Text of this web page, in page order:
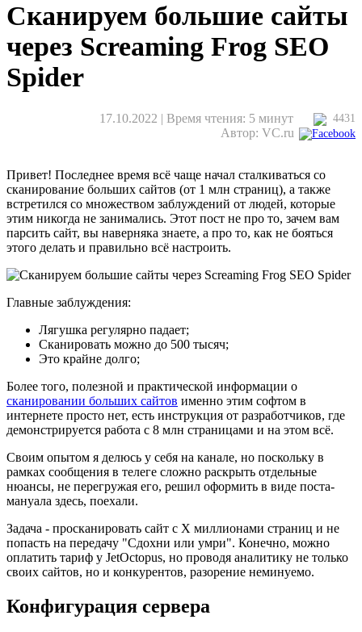
Сканируем большие сайты
через Screaming Frog SEO
Spider
4431
17.10.2022 | Время чтения: 5 минут
Автор: VC.ru
Привет! Последнее время всё чаще начал сталкиваться со
сканирование больших сайтов (от 1 млн страниц), а также
встретился со множеством заблуждений от людей, которые
этим никогда не занимались. Этот пост не про то, зачем вам
парсить сайт, вы наверняка знаете, а про то, как не бояться
этого делать и правильно всё настроить.
Главные заблуждения:
Лягушка регулярно падает;
Сканировать можно до 500 тысяч;
Это крайне долго;
Более того, полезной и практической информации о
сканировании больших сайтов именно этим софтом в
интернете просто нет, есть инструкция от разработчиков, где
демонстрируется работа с 8 млн страницами и на этом всё.
Своим опытом я делюсь у себя на канале, но поскольку в
рамках сообщения в телеге сложно раскрыть отдельные
нюансы, не перегружая его, решил оформить в виде поста-
мануала здесь, поехали.
Задача - просканировать сайт с Х миллионами страниц и не
попасть на передачу "Сдохни или умри". Конечно, можно
оплатить тариф у JetOctopus, но проводя аналитику не только
своих сайтов, но и конкурентов, разорение неминуемо.
Конфигурация сервера